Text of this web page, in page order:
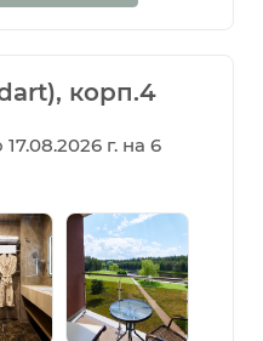
корп.4
г. на 6